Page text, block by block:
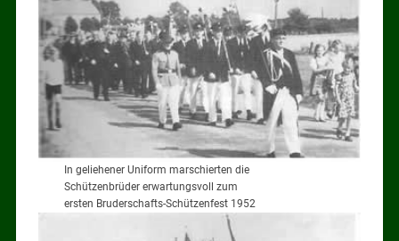
In geliehener Uniform marschierten die
Schützenbrüder erwartungsvoll zum
ersten Bruderschafts-Schützenfest 1952